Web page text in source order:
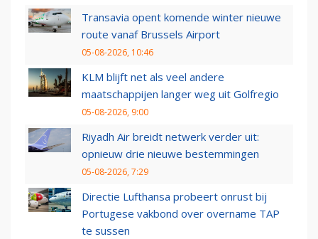
Transavia opent komende winter nieuwe
route vanaf Brussels Airport
05-08-2026, 10:46
KLM blijft net als veel andere
maatschappijen langer weg uit Golfregio
05-08-2026, 9:00
Riyadh Air breidt netwerk verder uit:
opnieuw drie nieuwe bestemmingen
05-08-2026, 7:29
Directie Lufthansa probeert onrust bij
Portugese vakbond over overname TAP
te sussen